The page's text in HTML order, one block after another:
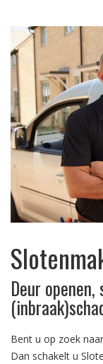
Deur
Bent u op zoek
Dan schakelt u